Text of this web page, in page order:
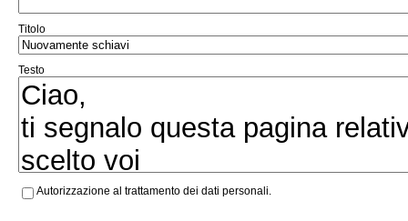
Titolo
Testo
Autorizzazione al trattamento dei dati personali.